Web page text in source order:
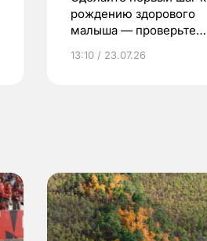
рождению здорового
малыша — проверьте
по ОМС!
13:10 / 23.07.26